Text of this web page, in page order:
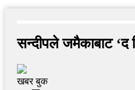
सन्दीपले जमैकाबाट
खबर बुक